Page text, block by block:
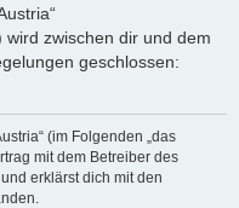
wird zwischen dir und dem
geschlossen:
(im Folgenden „das
mit dem Betreiber des
erklärst dich mit den